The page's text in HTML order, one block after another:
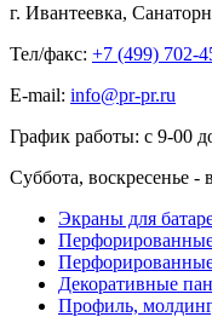
г. Ивантеевка,
Тел/факс: +7 (499) 702-
E-mail: info@pr-pr.ru
График работы: с 9-00
Суббота, воскресенье -
Экраны для
Декоративные
Профиль,